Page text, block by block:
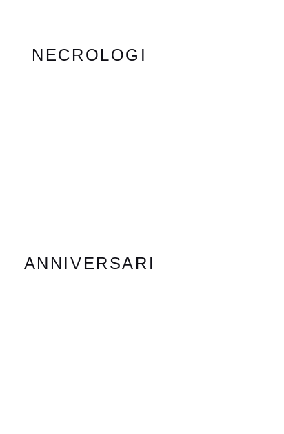
NECROLOGI
ANNIVERSARI